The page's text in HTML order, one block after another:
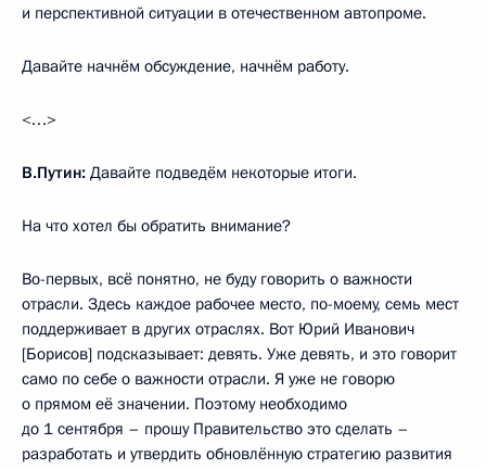
и перспективной ситуации в отечественном автопроме.
Давайте начнём обсуждение, начнём работу.
<…>
В.Путин: Давайте подведём некоторые итоги.
На что хотел бы обратить внимание?
Во-первых, всё понятно, не буду говорить о важности
отрасли. Здесь каждое рабочее место, по-моему, семь мест
поддерживает в других отраслях. Вот Юрий Иванович
[Борисов] подсказывает: девять. Уже девять, и это говорит
само по себе о важности отрасли. Я уже не говорю
о прямом её значении. Поэтому необходимо
до 1 сентября – прошу Правительство это сделать –
разработать и утвердить обновлённую стратегию развития